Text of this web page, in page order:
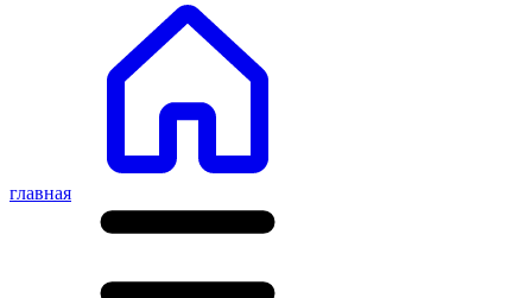
главная